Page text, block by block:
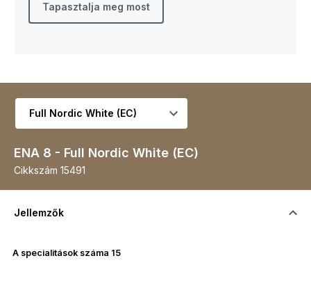
Tapasztalja meg most
Válassza ki a változatot
ENA 8 - Full Nordic White (EC)
Cikkszám 15491
Jellemzők